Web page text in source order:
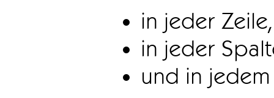
in jeder Zeile,
in jeder
und in